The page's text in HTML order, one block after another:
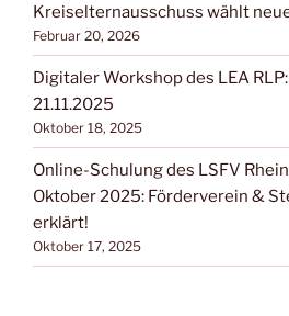
Kreiselternausschuss wählt
Februar 20, 2026
Digitaler Workshop des LEA
21.11.2025
Oktober 18, 2025
Online-Schulung des LSFV
Oktober 2025: Förderverein &
erklärt!
Oktober 17, 2025